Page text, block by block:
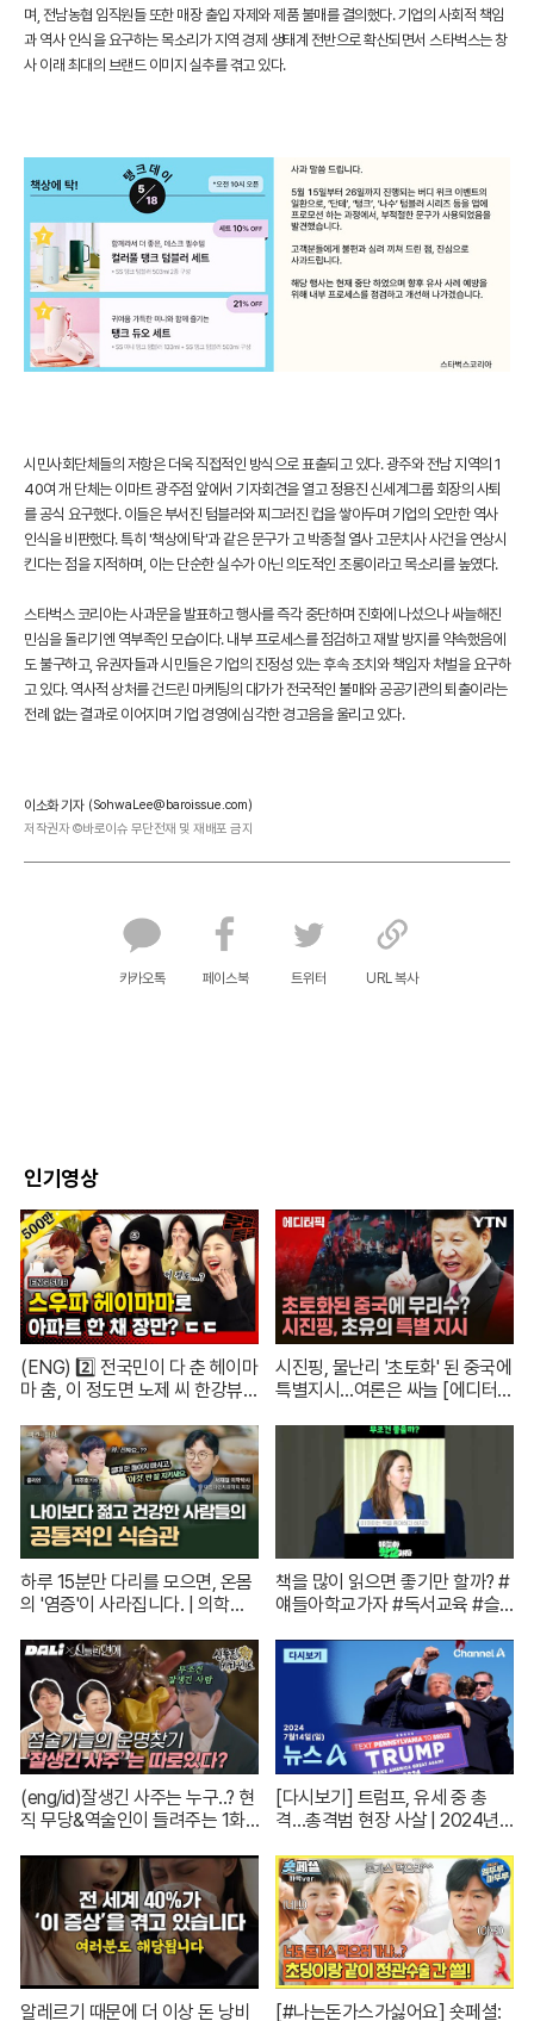
며, 전남농협 임직원들 또한 매장 출입 자제와 제품 불매를 결의했다. 기업의 사회적 책임
과 역사 인식을 요구하는 목소리가 지역 경제 생태계 전반으로 확산되면서 스타벅스는 창
사 이래 최대의 브랜드 이미지 실추를 겪고 있다.
시민사회단체들의 저항은 더욱 직접적인 방식으로 표출되고 있다. 광주와 전남 지역의 1
40여 개 단체는 이마트 광주점 앞에서 기자회견을 열고 정용진 신세계그룹 회장의 사퇴
를 공식 요구했다. 이들은 부서진 텀블러와 찌그러진 컵을 쌓아두며 기업의 오만한 역사
인식을 비판했다. 특히 '책상에 탁'과 같은 문구가 고 박종철 열사 고문치사 사건을 연상시
킨다는 점을 지적하며, 이는 단순한 실수가 아닌 의도적인 조롱이라고 목소리를 높였다.
스타벅스 코리아는 사과문을 발표하고 행사를 즉각 중단하며 진화에 나섰으나 싸늘해진
민심을 돌리기엔 역부족인 모습이다. 내부 프로세스를 점검하고 재발 방지를 약속했음에
도 불구하고, 유권자들과 시민들은 기업의 진정성 있는 후속 조치와 책임자 처벌을 요구하
고 있다. 역사적 상처를 건드린 마케팅의 대가가 전국적인 불매와 공공기관의 퇴출이라는
전례 없는 결과로 이어지며 기업 경영에 심각한 경고음을 울리고 있다.
이소화 기자 (SohwaLee@baroissue.com)
저작권자 ©바로이슈 무단전재 및 재배포 금지
카카오톡 페이스북 트위터 URL 복사
인기영상
(ENG) 2️⃣ 전국민이 다 춘 헤이마
마 춤, 이 정도면 노제 씨 한강뷰
(순수한 궁금증) / [문명특급 EP.2
22-2]
시진핑, 물난리 '초토화' 된 중국에
특별지시…여론은 싸늘 [에디터
하루 15분만 다리를 모으면, 온몸
의 '염증'이 사라집니다. | 의학박
자 [백년의 아침 1화 FULL]
책을 많이 읽으면 좋기만 할까? #
얘들아학교가자 #독서교육 #슬
(eng/id)잘생긴 사주는 누구..? 현
직 무당&역술인이 들려주는 1화
01
[다시보기] 트럼프, 유세 중 총
격…총격범 현장 사살 | 2024년 7
알레르기 때문에 더 이상 돈 낭비 [#나는돈가스가싫어요] 숏페셜: